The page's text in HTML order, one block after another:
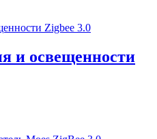
и освещенности